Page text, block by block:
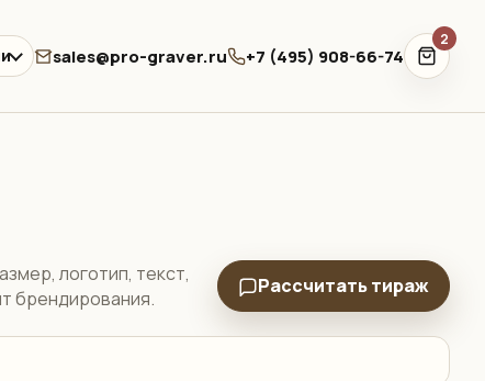
sales@pro-graver.ru +7 (495) 908-66-74
2
логотип, текст,
брендирования.
Рассчитать тираж